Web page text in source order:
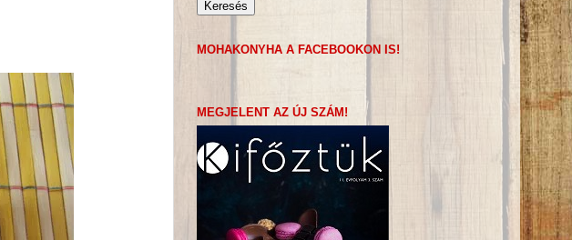
MOHAKONYHA A FACEBOOKON IS!
MEGJELENT AZ ÚJ SZÁM!